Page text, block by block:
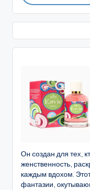
Он создан для тех,
женственность,
каждым вдохом.
фантазии,